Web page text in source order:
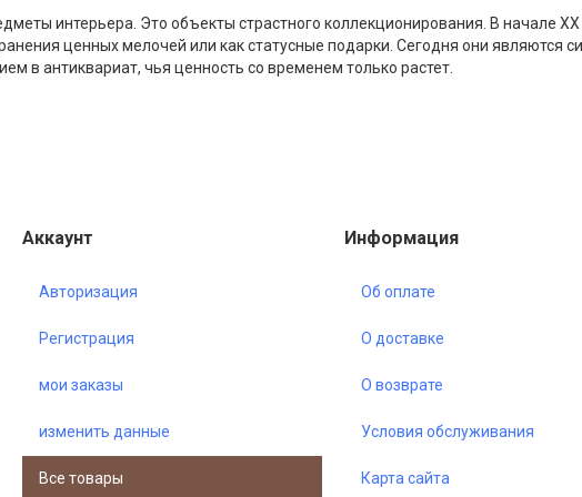
интерьера. Это объекты страстного коллекционирования. В начале
ценных мелочей или как статусные подарки. Сегодня они являются
в антиквариат, чья ценность со временем только растет.
Аккаунт
Авторизация
Регистрация
мои заказы
изменить данные
Все товары
Информация
Об оплате
О доставке
О возврате
Условия обслуживания
Карта сайта